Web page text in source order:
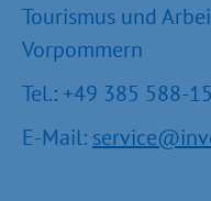
Tourismus und
Vorpommern
Tel.: +49 385 588-
E-Mail: